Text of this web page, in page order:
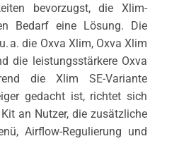
bevorzugst, die Xlim-
Bedarf eine Lösung. Die
a. die Oxva Xlim, Oxva Xlim
die leistungsstärkere Oxva
die Xlim SE-Variante
gedacht ist, richtet sich
an Nutzer, die zusätzliche
Airflow-Regulierung und